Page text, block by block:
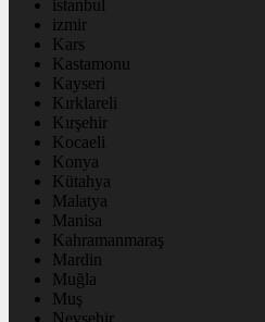
istanbul
izmir
Kars
Kastamonu
Kayseri
Kırklareli
Kırşehir
Kocaeli
Konya
Kütahya
Malatya
Manisa
Kahramanmaraş
Mardin
Muğla
Muş
Nevşehir